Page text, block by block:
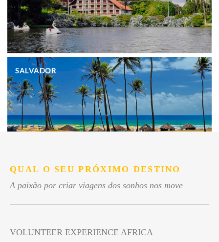
SALVADOR
QUAL O SEU PRÓXIMO DESTINO
A paixão por criar viagens dos sonhos nos move
VOLUNTEER EXPERIENCE AFRICA